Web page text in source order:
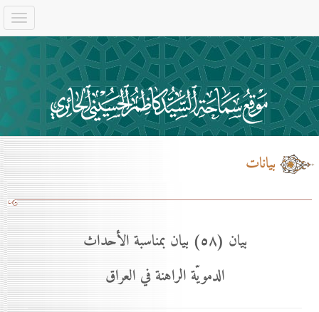
بيانات
بيان (٥۸) بيان بمناسبة الأحداث
الدمويّة الراهنة في العراق